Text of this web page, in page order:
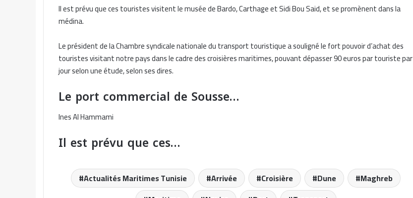
Il est prévu que ces touristes visitent le musée de Bardo, Carthage et Sidi Bou Said, et se promènent dans la
médina.
Le président de la Chambre syndicale nationale du transport touristique a souligné le fort pouvoir d’achat des
touristes visitant notre pays dans le cadre des croisières maritimes, pouvant dépasser 90 euros par touriste par
jour selon une étude, selon ses dires.
Le port commercial de Sousse…
Ines Al Hammami
Il est prévu que ces…
Actualités Maritimes Tunisie Arrivée Croisière Dune
Maghreb
Casablanca: Launch of the 2026